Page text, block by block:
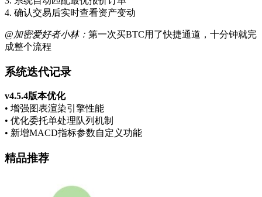
4. 确认交易后实时查看资产变动
@加密爱好者小林： 第一次买BTC用了快捷通道，十分钟就完
成整个流程
系统迭代记录
v4.5.4版本优化
• 增强图表渲染引擎性能
• 优化委托单处理队列机制
• 新增MACD指标参数自定义功能
精品推荐